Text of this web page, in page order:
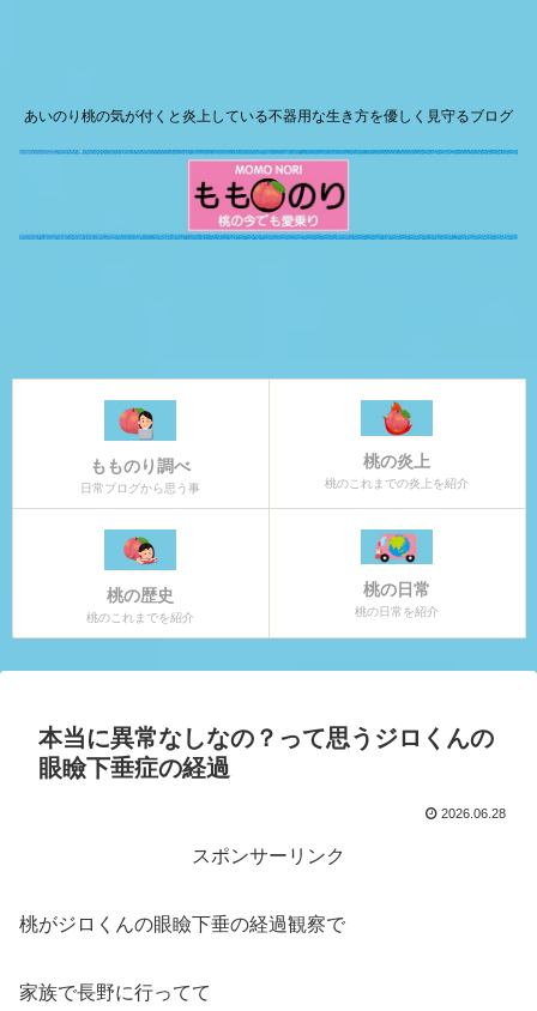
あいのり桃の気が付くと炎上している不器用な生き方を優しく見守るブログ
もものり調べ
日常ブログから思う事
桃の炎上
桃のこれまでの炎上を紹介
桃の歴史
桃のこれまでを紹介
桃の日常
桃の日常を紹介
本当に異常なしなの？って思うジロくんの
眼瞼下垂症の経過
2026.06.28
スポンサーリンク
桃がジロくんの眼瞼下垂の経過観察で
家族で長野に行ってて